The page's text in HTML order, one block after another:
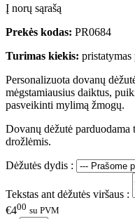
Į norų sąrašą
Prekės kodas: PR0684
Turimas kiekis: pristatymas
Personalizuota dovanų
mėgstamiausius daiktus,
pasveikinti mylimą žmogų.
Dovanų dėžutė parduodama
drožlėmis.
Dėžutės dydis :
Tekstas ant dėžutės viršaus :
€400 su PVM